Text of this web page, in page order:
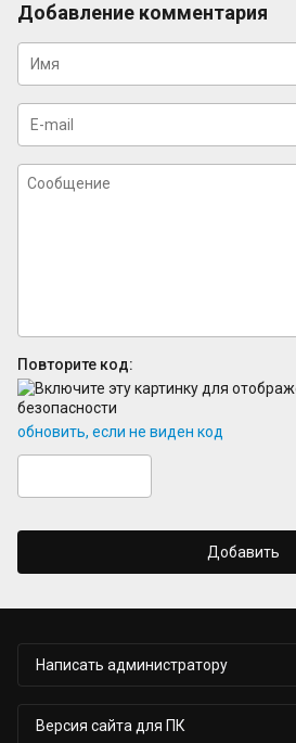
Добавление комментария
Повторите код:
обновить, если не виден код
Добавить
Написать администратору
Версия сайта для ПК